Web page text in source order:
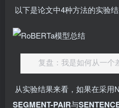
以下是论文中4种方法的实验结
复盘：我是如何从一个
从实验结果来看，如果在采
SEGMENT-PAIR与